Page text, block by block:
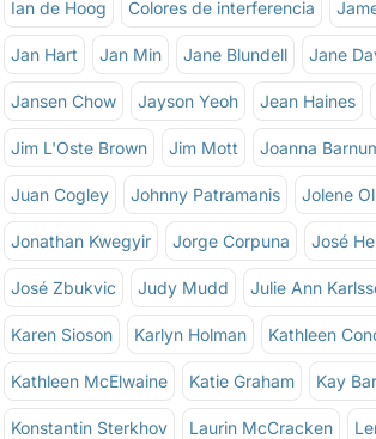
Ian de Hoog Colores de interferencia
Jan Hart Jan Min Jane Blundell Jane
Jansen Chow Jayson Yeoh Jean Haines
Jim L'Oste Brown Jim Mott Joanna
Juan Cogley Johnny Patramanis Jolene
Jonathan Kwegyir Jorge Corpuna José
José Zbukvic Judy Mudd Julie Ann
Karen Sioson Karlyn Holman Kathleen
Kathleen McElwaine Katie Graham Kay
Konstantin Sterkhov Laurin McCracken